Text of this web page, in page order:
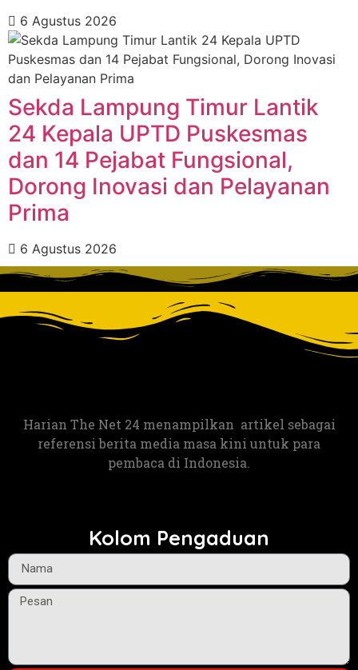
6 Agustus 2026
‎Sekda Lampung Timur Lantik
24 Kepala UPTD Puskesmas
dan 14 Pejabat Fungsional,
Dorong Inovasi dan Pelayanan
Prima ‎
6 Agustus 2026
Harian The Net 24 menampilkan artikel sebagai
referensi berita media masa kini untuk para
pembaca di Indonesia.
Kolom Pengaduan